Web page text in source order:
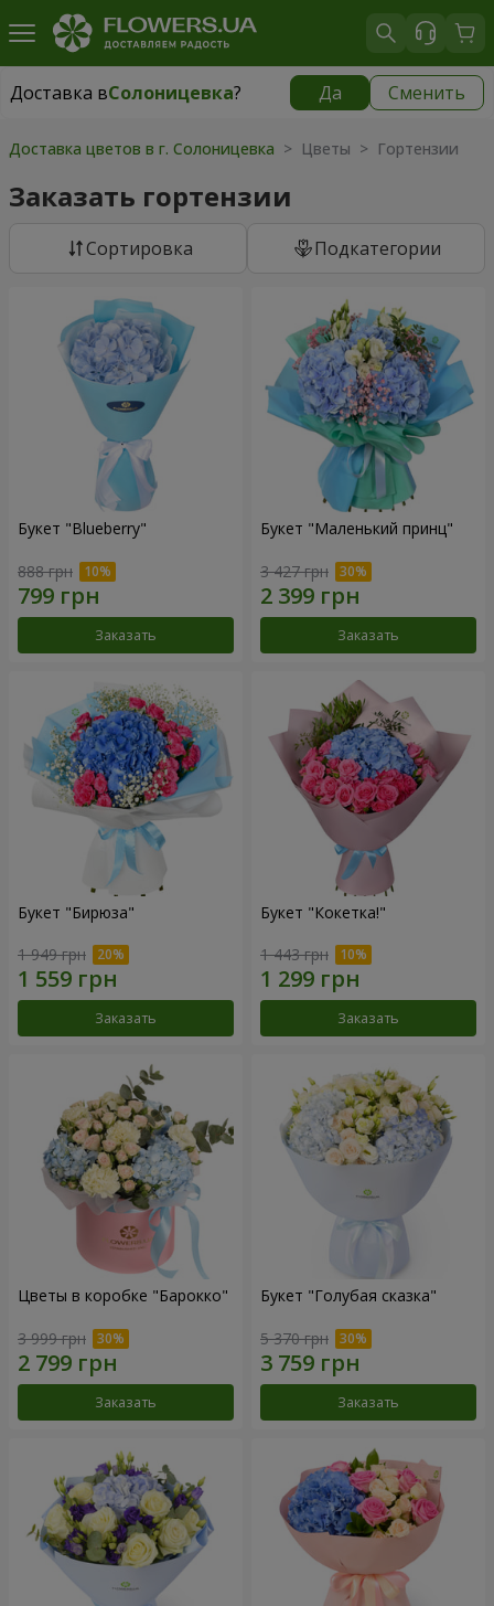
Доставка вСолоницевка? Да Сменить
Доставка вСолоницевка| бесплатно
Доставка цветов в г. Солоницевка > Цветы > Гортензии
Заказать гортензии
Cортировка Подкатегории
Букет "Blueberry"
888 грн
Заказать
Букет "Маленький принц"
3 427 грн
Заказать
Букет "Бирюза"
1 949 грн
Заказать
Букет "Кокетка!"
1 443 грн
Заказать
Цветы в коробке "Барокко"
3 999 грн
Заказать
Букет "Голубая сказка"
5 370 грн
Заказать